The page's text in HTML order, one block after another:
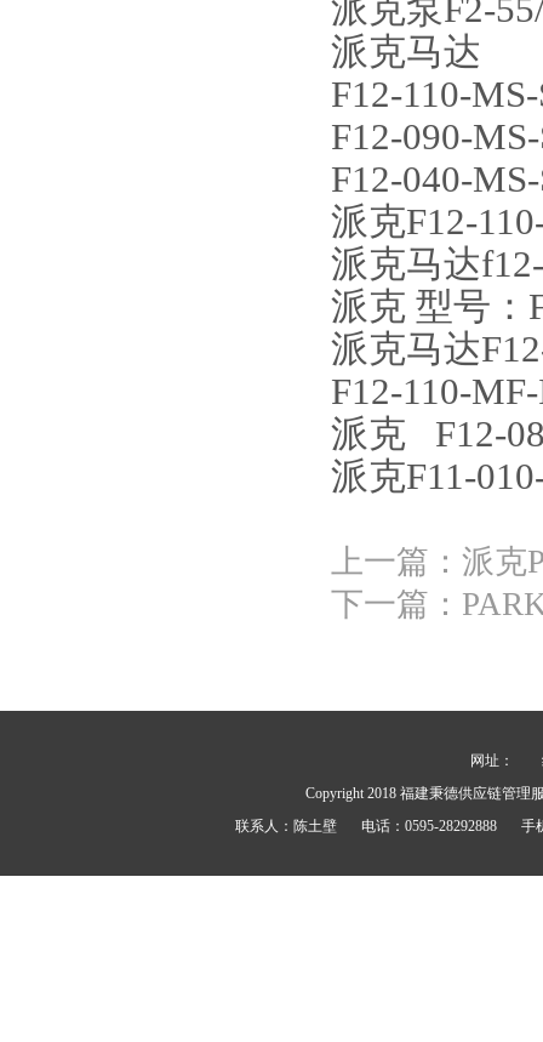
派克泵F2-
派克马达
F12-110-
F12-090-
F12-040-
派克F12-
派克马达
派克 型号：
派克马达
F12-110-
派克 F12-
派克F11-
上一篇： 派克
下一篇：
网址：
Copyright 2018 福建秉德供应链管理
联系人： 陈土壁 电话：0595-28292888 手